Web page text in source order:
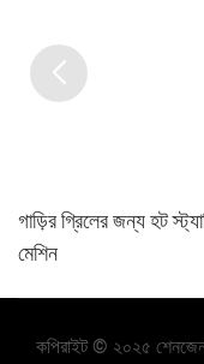
গাড়ির গ্রিলের জন্য হট
মেশিন
কপিরাইট © ২০২৫ শেনজেন